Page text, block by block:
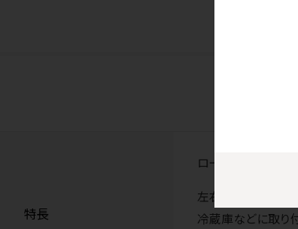
特長
ロール状のペーパ
左右独立式で、最
冷蔵庫などに取り